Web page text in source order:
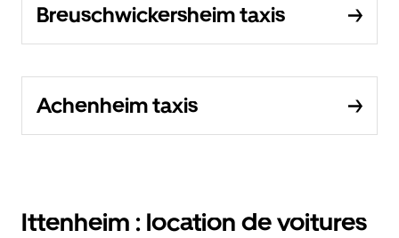
Breuschwickersheim taxis
Achenheim taxis
Ittenheim : location de voitures